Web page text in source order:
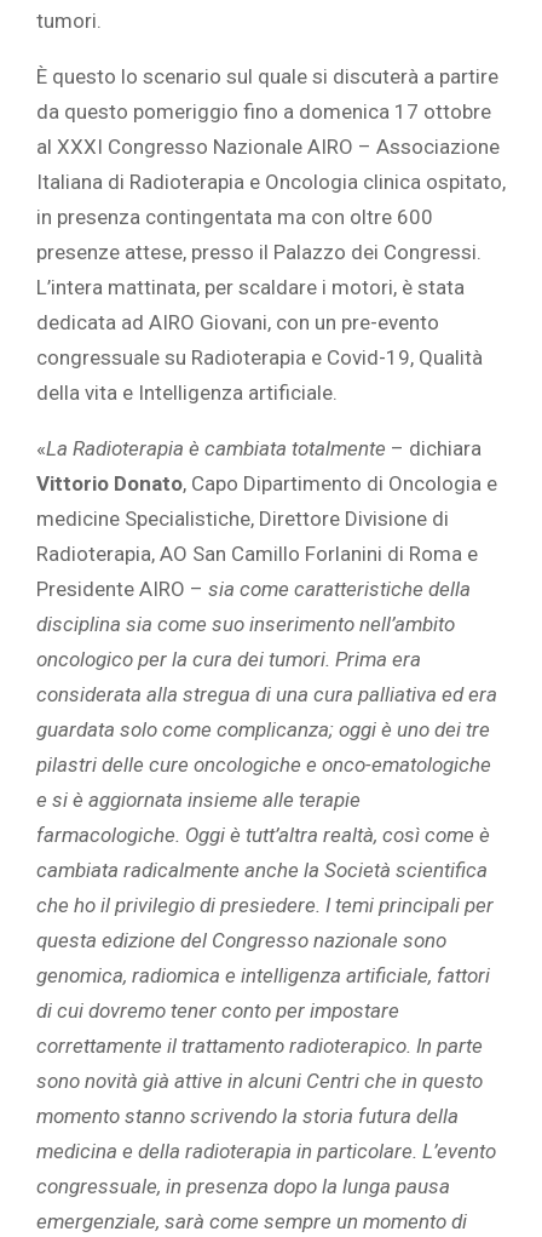
tumori.
È questo lo scenario sul quale si discuterà a partire
da questo pomeriggio fino a domenica 17 ottobre
al XXXI Congresso Nazionale AIRO – Associazione
Italiana di Radioterapia e Oncologia clinica ospitato,
in presenza contingentata ma con oltre 600
presenze attese, presso il Palazzo dei Congressi.
L’intera mattinata, per scaldare i motori, è stata
dedicata ad AIRO Giovani, con un pre-evento
congressuale su Radioterapia e Covid-19, Qualità
della vita e Intelligenza artificiale.
«La Radioterapia è cambiata totalmente – dichiara
Vittorio Donato, Capo Dipartimento di Oncologia e
medicine Specialistiche, Direttore Divisione di
Radioterapia, AO San Camillo Forlanini di Roma e
Presidente AIRO – sia come caratteristiche della
disciplina sia come suo inserimento nell’ambito
oncologico per la cura dei tumori. Prima era
considerata alla stregua di una cura palliativa ed era
guardata solo come complicanza; oggi è uno dei tre
pilastri delle cure oncologiche e onco-ematologiche
e si è aggiornata insieme alle terapie
farmacologiche. Oggi è tutt’altra realtà, così come è
cambiata radicalmente anche la Società scientifica
che ho il privilegio di presiedere. I temi principali per
questa edizione del Congresso nazionale sono
genomica, radiomica e intelligenza artificiale, fattori
di cui dovremo tener conto per impostare
correttamente il trattamento radioterapico. In parte
sono novità già attive in alcuni Centri che in questo
momento stanno scrivendo la storia futura della
medicina e della radioterapia in particolare. L’evento
congressuale, in presenza dopo la lunga pausa
emergenziale, sarà come sempre un momento di